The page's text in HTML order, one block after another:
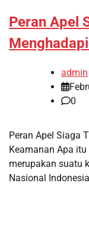
Peran Apel
admin
0
Peran Apel Siaga
Keamanan Apa
merupakan suatu
Nasional